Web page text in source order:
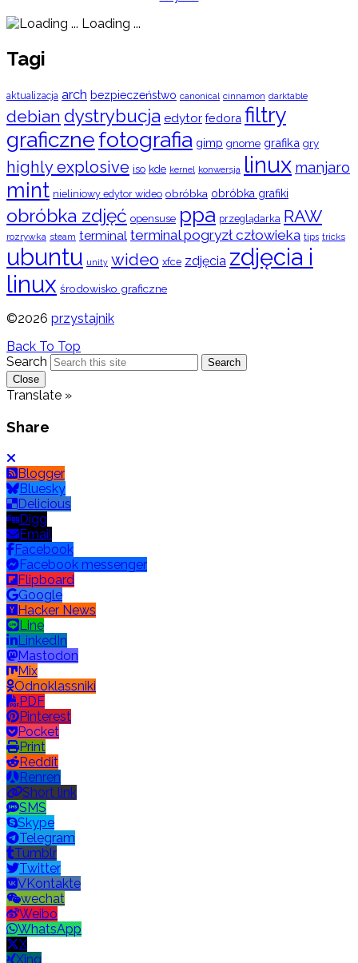
Loading ...
Tagi
aktualizacja arch bezpieczeństwo canonical cinnamon darktable
debian dystrybucja edytor fedora filtry
graficznefotografia gimp gnome grafika gry
highly explosive iso kde kernel konwersja linux manjaro
mint nieliniowy edytor wideo obróbka obróbka grafiki
obróbka zdjęć opensuse ppa przeglądarka RAW
rozrywka steam terminal terminal pogryzł człowieka tips tricks
ubuntu unity wideo xfce zdjęcia zdjęcia i
linux środowisko graficzne
©2026 przystajnik
Back To Top
Search
Search
Close
Translate »
Share
Blogger
Bluesky
Delicious
Digg
Email
Facebook
Facebook messenger
Flipboard
Google
Hacker News
Line
LinkedIn
Mastodon
Mix
Odnoklassniki
PDF
Pinterest
Pocket
Print
Reddit
Renren
Short link
SMS
Skype
Telegram
Tumblr
Twitter
VKontakte
wechat
Weibo
WhatsApp
X
Xing